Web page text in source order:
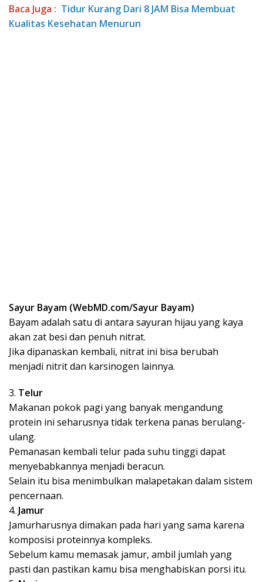
Baca Juga : Tidur Kurang Dari 8 JAM Bisa Membuat
Kualitas Kesehatan Menurun
Sayur Bayam (WebMD.com/Sayur Bayam)
Bayam adalah satu di antara sayuran hijau yang kaya
akan zat besi dan penuh nitrat.
Jika dipanaskan kembali, nitrat ini bisa berubah
menjadi nitrit dan karsinogen lainnya.
3. Telur
Makanan pokok pagi yang banyak mengandung
protein ini seharusnya tidak terkena panas berulang-
ulang.
Pemanasan kembali telur pada suhu tinggi dapat
menyebabkannya menjadi beracun.
Selain itu bisa menimbulkan malapetakan dalam sistem
pencernaan.
4. Jamur
Jamurharusnya dimakan pada hari yang sama karena
komposisi proteinnya kompleks.
Sebelum kamu memasak jamur, ambil jumlah yang
pasti dan pastikan kamu bisa menghabiskan porsi itu.